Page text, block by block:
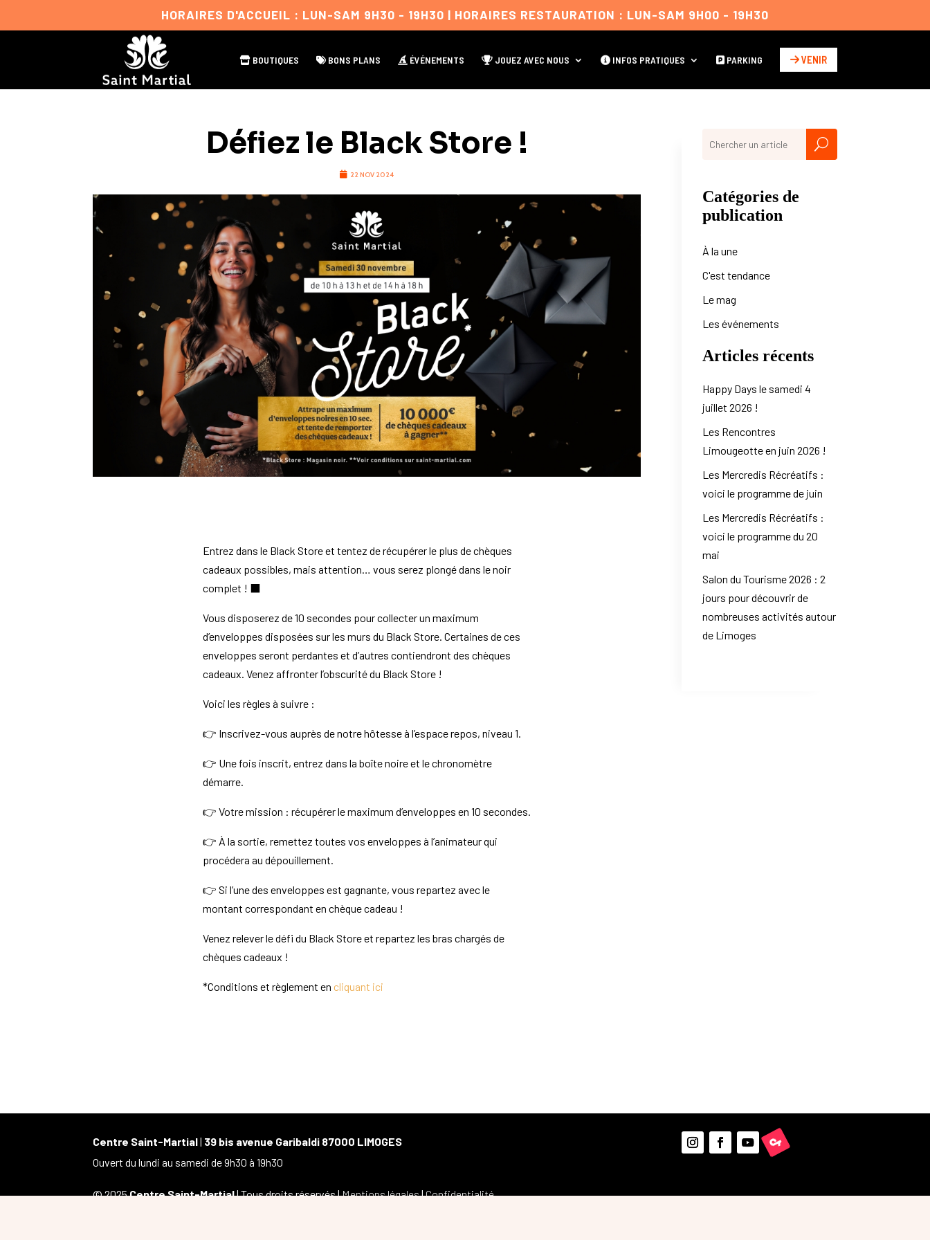
HORAIRES D'ACCUEIL : LUN-SAM 9H30 - 19H30 | HORAIRES RESTAURATION : LUN-SAM 9H00 - 19H30
BOUTIQUES BONS PLANS ÉVÉNEMENTS JOUEZ AVEC NOUS INFOS PRATIQUES PARKING VENIR
Défiez le Black Store !
22 NOV 2024
Entrez dans le Black Store et tentez de récupérer le plus de chèques
cadeaux possibles, mais attention… vous serez plongé dans le noir
complet ! ⬛️
Vous disposerez de 10 secondes pour collecter un maximum
d’enveloppes disposées sur les murs du Black Store. Certaines de ces
enveloppes seront perdantes et d’autres contiendront des chèques
cadeaux. Venez affronter l’obscurité du Black Store !
Voici les règles à suivre :
👉 Inscrivez-vous auprès de notre hôtesse à l’espace repos, niveau 1.
👉 Une fois inscrit, entrez dans la boîte noire et le chronomètre
démarre.
👉 Votre mission : récupérer le maximum d’enveloppes en 10 secondes.
👉 À la sortie, remettez toutes vos enveloppes à l’animateur qui
procédera au dépouillement.
👉 Si l’une des enveloppes est gagnante, vous repartez avec le
montant correspondant en chèque cadeau !
Venez relever le défi du Black Store et repartez les bras chargés de
chèques cadeaux !
*Conditions et règlement en cliquant ici
Catégories de
publication
À la une
C'est tendance
Le mag
Les événements
Articles récents
Happy Days le samedi 4
juillet 2026 !
Les Rencontres
Limougeotte en juin 2026 !
Les Mercredis Récréatifs :
voici le programme de juin
Les Mercredis Récréatifs :
voici le programme du 20
mai
Salon du Tourisme 2026 : 2
jours pour découvrir de
nombreuses activités autour
de Limoges
Centre Saint-Martial| 39 bis avenue Garibaldi 87000 LIMOGES
Ouvert du lundi au samedi de 9h30 à 19h30
© 2025Centre Saint-Martial| Tous droits réservés |Mentions légales|Confidentialité